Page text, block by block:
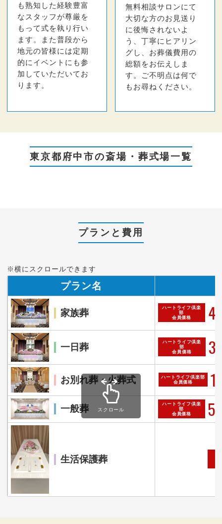
も熟知した経験豊富
なスタッフが尊厳を
もって式を執り行い
ます。また普段から
地元の皆様には定期
的にイベントにも参
加していただいてお
ります。
無料相談サロンにて
大切な方のお見送り
に後悔されないよ
う、丁寧にヒアリン
グし、お葬儀費用の
総額をお伝えしま
す。ご不明点は何で
もお尋ねください。
東京都府中市の斎場・葬式場一覧
プランと費用
※横にスクロールできます
プラン名
家族葬
ハートライフ倶楽
部
会員価格
一日葬
ハートライフ倶楽
部
会員価格
お別れ葬・火葬式
ハートライフ倶楽部
会員価格
一般葬
ハートライフ倶楽
部
会員価格
生活保護葬
スクロール